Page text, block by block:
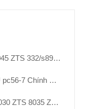
Các Bộ Phận Máy Xúc Mini
Phụ Tùng Máy Xúc Mini
PVD-2b-34p-11ag-5054h Cho Máy Xúc Mini